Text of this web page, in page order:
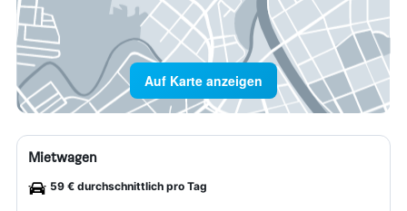
Auf Karte anzeigen
Mietwagen
59 € durchschnittlich pro Tag